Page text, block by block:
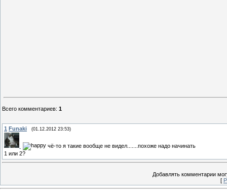
Всего комментариев: 1
1 Funaki (01.12.2012 23:53)
чё-то я такие вообще не видел.......похоже надо начинать
1 или 2?
Добавлять комментарии
[